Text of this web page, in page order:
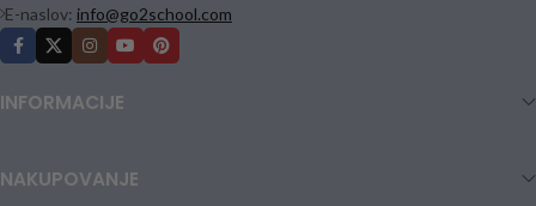
E-naslov: info@go2school.com
INFORMACIJE
NAKUPOVANJE